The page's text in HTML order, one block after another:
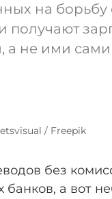
на борьбу
получают
а не ими
/ Freepik
без
банков, а вот